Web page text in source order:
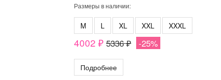
Размеры в наличии:
M L XL XXL XXXL
4002 ₽ 5336 ₽ -25%
Подробнее